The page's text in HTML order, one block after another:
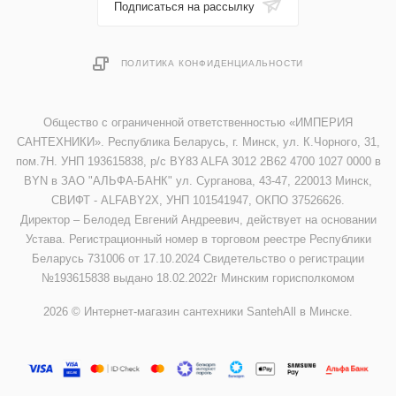
Подписаться на рассылку
ПОЛИТИКА КОНФИДЕНЦИАЛЬНОСТИ
Общество с ограниченной ответственностью «ИМПЕРИЯ
САНТЕХНИКИ». Республика Беларусь, г. Минск, ул. К.Чорного, 31,
пом.7Н. УНП 193615838, р/с BY83 ALFA 3012 2B62 4700 1027 0000 в
BYN в ЗАО "АЛЬФА-БАНК" ул. Сурганова, 43-47, 220013 Минск,
СВИФТ - ALFABY2X, УНП 101541947, ОКПО 37526626.
Директор – Белодед Евгений Андреевич, действует на основании
Устава. Регистрационный номер в торговом реестре Республики
Беларусь 731006 от 17.10.2024 Свидетельство о регистрации
№193615838 выдано 18.02.2022г Минским горисполкомом
2026 © Интернет-магазин сантехники SantehAll в Минске.